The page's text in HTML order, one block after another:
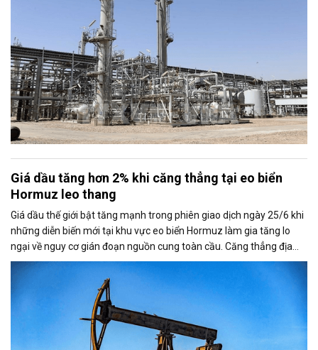
Giá dầu tăng hơn 2% khi căng thẳng tại eo biển
Hormuz leo thang
Giá dầu thế giới bật tăng mạnh trong phiên giao dịch ngày 25/6 khi
những diễn biến mới tại khu vực eo biển Hormuz làm gia tăng lo
ngại về nguy cơ gián đoạn nguồn cung toàn cầu. Căng thẳng địa
chính trị cũng khiến thị trường đặt dấu hỏi về khả năng duy trì thỏa
thuận ngừng bắn giữa Mỹ và Iran.